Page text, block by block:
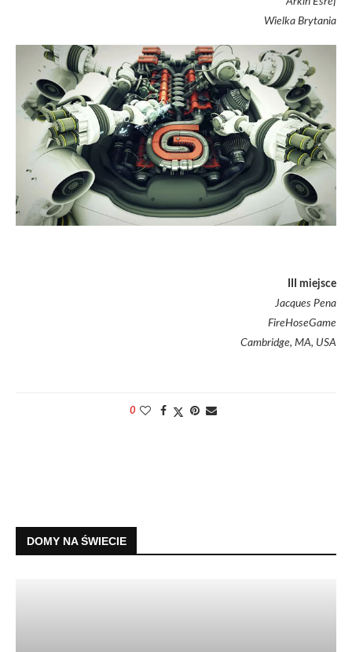
Wielka Brytania
III miejsce
Jacques Pena
FireHoseGame
Cambridge, MA, USA
0
DOMY NA ŚWIECIE